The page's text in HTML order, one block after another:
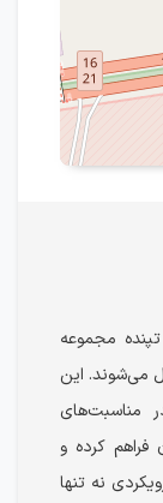
مجموعه
می‌شوند. این
مناسبت‌های
کرده و
نه تنها